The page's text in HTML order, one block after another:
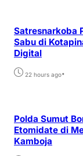
Satresnarkoba
Sabu di
Digital
22 hours ago•
Polda Sumut
Etomidate di
Kamboja